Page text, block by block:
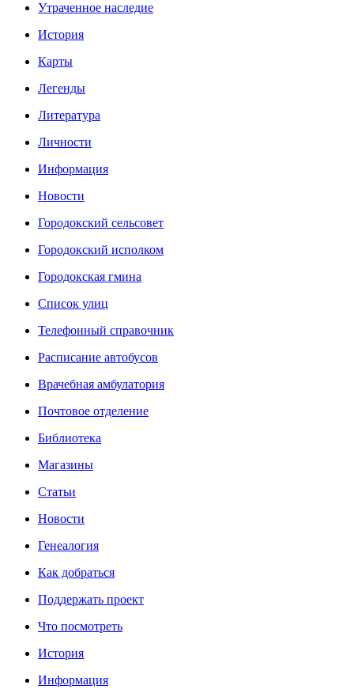
Утраченное наследие
История
Карты
Легенды
Литература
Личности
Информация
Новости
Городокский сельсовет
Городокский исполком
Городокская гмина
Список улиц
Телефонный справочник
Расписание автобусов
Врачебная амбулатория
Почтовое отделение
Библиотека
Магазины
Статьи
Новости
Генеалогия
Как добраться
Поддержать проект
Что посмотреть
История
Информация